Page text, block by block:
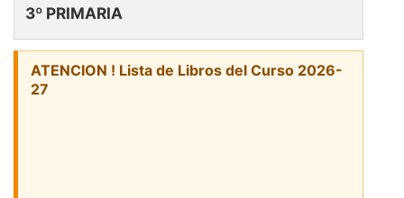
3º PRIMARIA
ATENCION ! Lista de Libros del Curso 2026-
27